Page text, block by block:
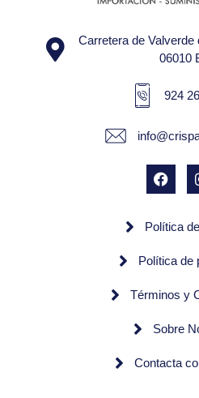
Carretera de
06010
924
Política
Política de
Términos y
Sobre
Contacta